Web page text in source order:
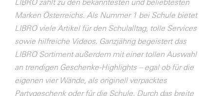
TAG GmbH
VALETTA
Verband Druck Medien Österreich
Wirtschaftskammer Salzburg
WKS Fachgruppe Fahrzeughandel und
LIBRO zählt zu den bekanntesten und beliebtesten
Marken Österreichs. Als Nummer 1 bei Schule bietet
LIBRO viele Artikel für den Schulalltag, tolle Services
sowie hilfreiche Videos. Ganzjährig begeistert das
LIBRO Sortiment außerdem mit einer tollen Auswahl
an trendigen Geschenke-Highlights – egal ob für die
eigenen vier Wände, als originell verpacktes
Partygeschenk oder für die Schule. Durch das breite